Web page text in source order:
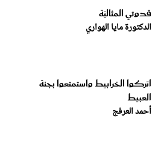
قدوتي المثاليّة
الدكتورة مايا الهواري
اتركوا الخرابيط واستمتعوا بجنة
العبيط
أحمد العرفج